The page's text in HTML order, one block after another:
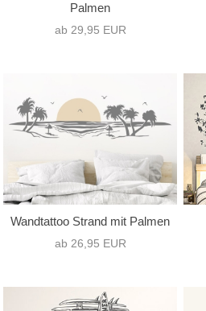
Palmen
ab 29,95 EUR
Wandtattoo Strand mit Palmen
ab 26,95 EUR